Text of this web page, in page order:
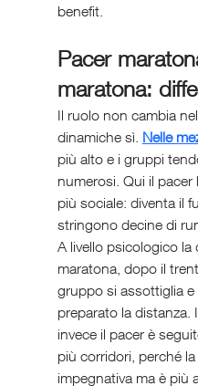
benefit.
Pacer
maratona:
Il ruolo non cambia
dinamiche sì. Nelle
più alto e i gruppi
numerosi. Qui il
più sociale: diventa il
stringono decine di
A livello psicologico la
maratona, dopo il
gruppo si assottiglia
preparato la distanza.
invece il pacer è
più corridori, perché
impegnativa ma è più